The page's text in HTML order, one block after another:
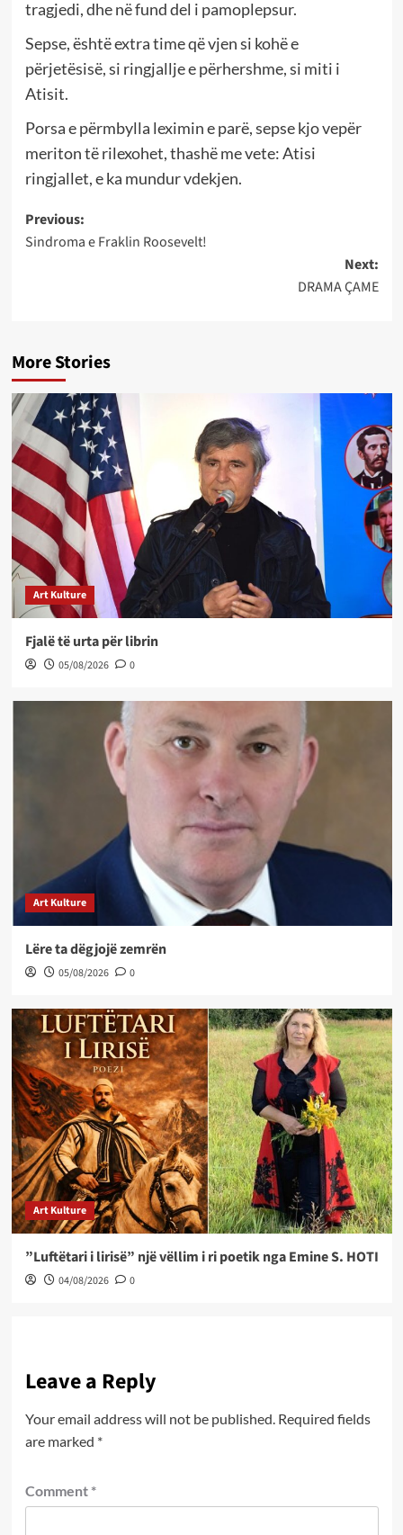
tragjedi, dhe në fund del i pamoplepsur.
Sepse, është extra time që vjen si kohë e
përjetësisë, si ringjallje e përhershme, si miti i
Atisit.
Porsa e përmbylla leximin e parë, sepse kjo vepër
meriton të rilexohet, thashë me vete: Atisi
ringjallet, e ka mundur vdekjen.
Post
navigation
Previous:
Sindroma e Fraklin Roosevelt!
Next:
DRAMA ÇAME
More Stories
Art Kulture
Fjalë të urta për librin
05/08/2026 0
Art Kulture
Lëre ta dëgjojë zemrën
05/08/2026 0
Art Kulture
”Luftëtari i lirisë” një vëllim i ri poetik nga Emine S. HOTI
04/08/2026 0
Leave a Reply
Your email address will not be published. Required fields
are marked *
Comment *